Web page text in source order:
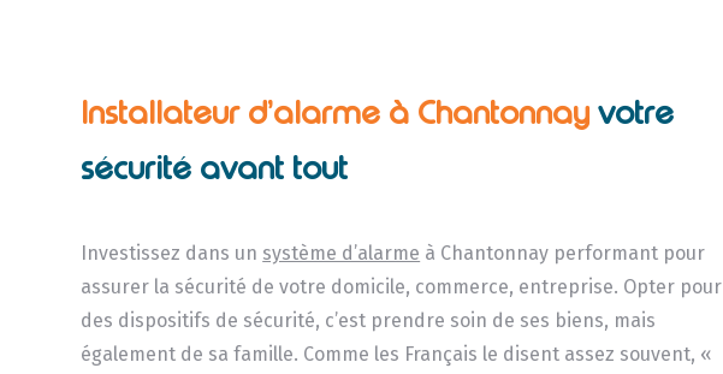
Installateur d’alarme à Chantonnayvotre
sécurité avant tout
Investissez dans un système d’alarme à Chantonnay performant pour
assurer la sécurité de votre domicile, commerce, entreprise. Opter pour
des dispositifs de sécurité, c’est prendre soin de ses biens, mais
également de sa famille. Comme les Français le disent assez souvent, «